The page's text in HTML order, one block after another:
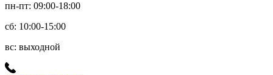
пн-пт: 09:00-18:00
сб: 10:00-15:00
вс: выходной